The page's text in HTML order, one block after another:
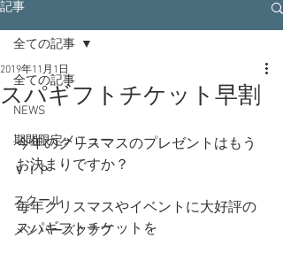
記事
全ての記事
NEWS
期間限定メニュー
ＶＩＰ
スクール
メンバーズクラブ
全ての記事
スパギフトチケット早割
2019年11月1日
今年のクリスマスのプレゼントはもう
お決まりですか？
毎年クリスマスやイベントに大好評の
スパギフトチケットを